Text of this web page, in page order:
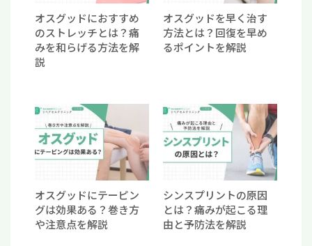
オスグッドにおすすめ
のストレッチとは？痛
みを和らげる方法を解
説
オスグッドを早く治す
方法とは？回復を早め
るポイントを解説
オスグッドにテーピン
グは効果ある？巻き方
や注意点を解説
シンスプリントの原因
とは？痛みが起こる理
由と予防法を解説